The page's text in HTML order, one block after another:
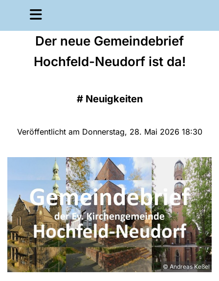
Der neue Gemeindebrief
Hochfeld-Neudorf ist da!
# Neuigkeiten
Veröffentlicht am Donnerstag, 28. Mai 2026 18:30
© Andreas Keßel